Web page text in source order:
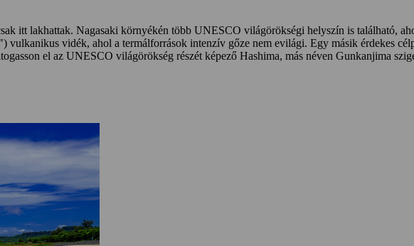
itt lakhattak. Nagasaki környékén több UNESCO világörökségi helyszín is található,
vidék, ahol a termálforrások intenzív gőze nem evilági. Egy másik érdekes
el az UNESCO világörökség részét képező Hashima, más néven Gunkanjima